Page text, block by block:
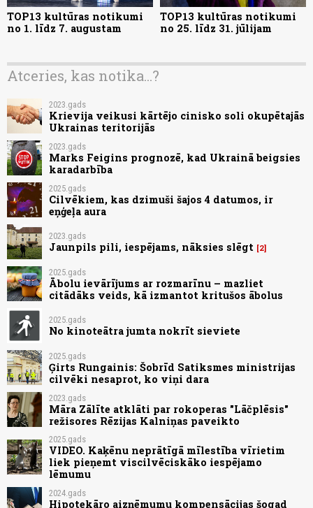
TOP13 kultūras notikumi
no 1. līdz 7. augustam
TOP13 kultūras notikumi
no 25. līdz 31. jūlijam
Atceries, kas notika...?
2023.gads
Krievija veikusi kārtējo cinisko soli okupētajās
Ukrainas teritorijās
2023.gads
Marks Feigins prognozē, kad Ukrainā beigsies
karadarbība
2025.gads
Cilvēkiem, kas dzimuši šajos 4 datumos, ir
eņģeļa aura
2023.gads
Jaunpils pili, iespējams, nāksies slēgt 2
2025.gads
Ābolu ievārījums ar rozmarīnu – mazliet
citādāks veids, kā izmantot kritušos ābolus
2025.gads
No kinoteātra jumta nokrīt sieviete
2025.gads
Ģirts Rungainis: Šobrīd Satiksmes ministrijas
cilvēki nesaprot, ko viņi dara
2023.gads
Māra Zālīte atklāti par rokoperas "Lāčplēsis"
režisores Rēzijas Kalniņas paveikto
2025.gads
VIDEO. Kaķēnu neprātīgā mīlestība vīrietim
liek pieņemt viscilvēciskāko iespējamo
lēmumu
2024.gads
Hipotekāro aizņēmumu kompensācijas šogad